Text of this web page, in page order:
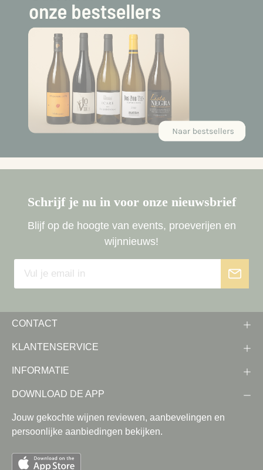
Schrijf je nu in voor onze nieuwsbrief
Blijf op de hoogte van events, proeverijen en
wijnnieuws!
CONTACT
KLANTENSERVICE
INFORMATIE
DOWNLOAD DE APP
Jouw gekochte wijnen reviewen, aanbevelingen en
persoonlijke aanbiedingen bekijken.